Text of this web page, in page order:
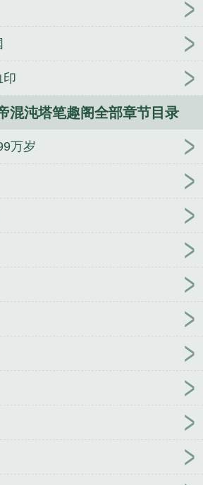
印
混沌塔笔趣阁全部章节目录
万岁